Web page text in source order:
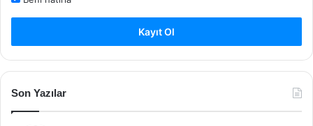
Kayıt Ol
Son Yazılar